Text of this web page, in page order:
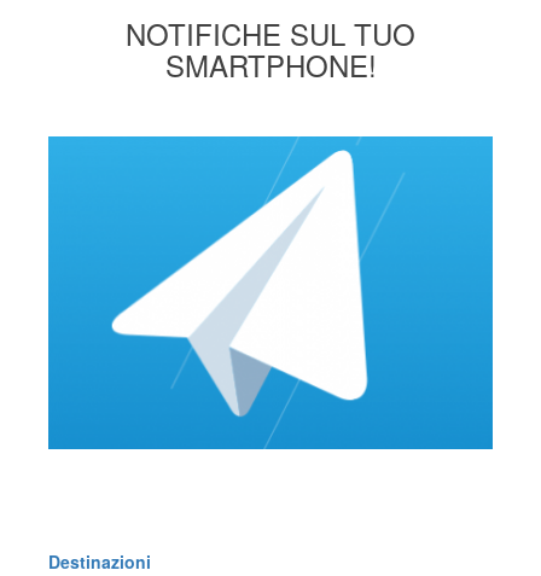
NOTIFICHE SUL TUO
SMARTPHONE!
Destinazioni